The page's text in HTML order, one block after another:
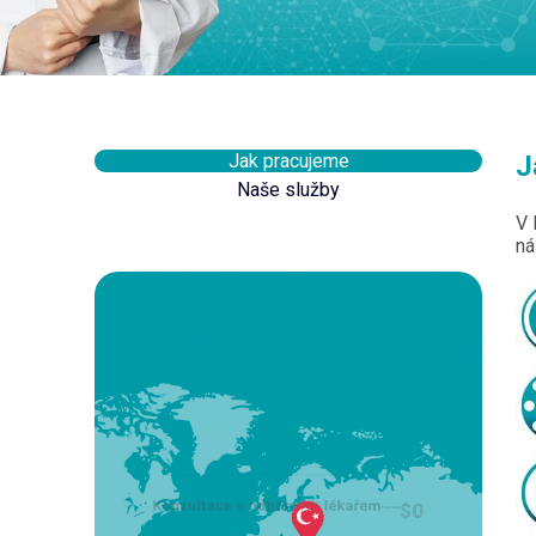
Jak pracujeme
Naše služby
V